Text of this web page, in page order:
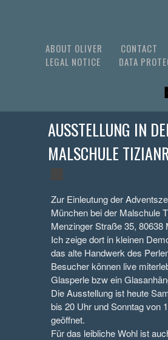
ABOUT OLIVER CONTACT
LEGAL NOTICE
DATA
AUSSTELLUNG IN
MALSCHULE
Zur Einleutung der
München bei der Malschule
Menzinger Straße 35, 80638
Ich zeige dort in kleinen
das alte Handwerk des
Besucher können live
Glasperle bzw ein
Die Ausstellung ist heute
bis 20 Uhr und Sonntag von
geöffnet.
Für das leibliche Wohl ist